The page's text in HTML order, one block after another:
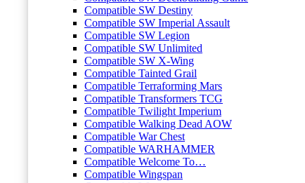
Compatible SW Destiny
Compatible SW Imperial Assault
Compatible SW Legion
Compatible SW Unlimited
Compatible SW X-Wing
Compatible Tainted Grail
Compatible Terraforming Mars
Compatible Transformers TCG
Compatible Twilight Imperium
Compatible Walking Dead AOW
Compatible War Chest
Compatible WARHAMMER
Compatible Welcome To…
Compatible Wingspan